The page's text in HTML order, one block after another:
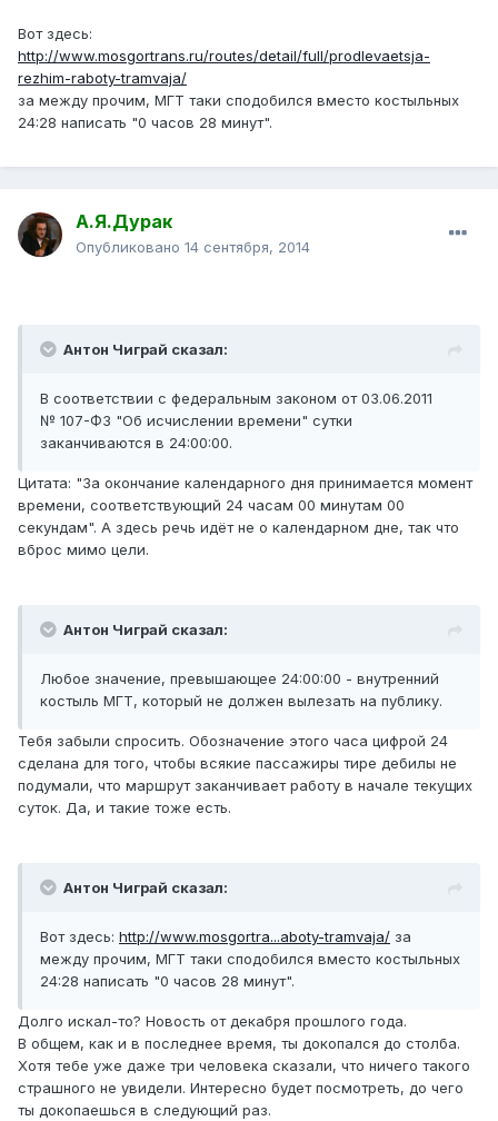
Вот здесь:
http://www.mosgortrans.ru/routes/detail/full/prodlevaetsja-
rezhim-raboty-tramvaja/
за между прочим, МГТ таки сподобился вместо костыльных
24:28 написать "0 часов 28 минут".
А.Я.Дурак
Опубликовано 14 сентября, 2014
Антон Чиграй сказал:
В соответствии с федеральным законом от 03.06.2011
№ 107-ФЗ "Об исчислении времени" сутки
заканчиваются в 24:00:00.
Цитата: "За окончание календарного дня принимается момент
времени, соответствующий 24 часам 00 минутам 00
секундам". А здесь речь идёт не о календарном дне, так что
вброс мимо цели.
Антон Чиграй сказал:
Любое значение, превышающее 24:00:00 - внутренний
костыль МГТ, который не должен вылезать на публику.
Тебя забыли спросить. Обозначение этого часа цифрой 24
сделана для того, чтобы всякие пассажиры тире дебилы не
подумали, что маршрут заканчивает работу в начале текущих
суток. Да, и такие тоже есть.
Антон Чиграй сказал:
Вот здесь: http://www.mosgortra...aboty-tramvaja/ за
между прочим, МГТ таки сподобился вместо костыльных
24:28 написать "0 часов 28 минут".
Долго искал-то? Новость от декабря прошлого года.
В общем, как и в последнее время, ты докопался до столба.
Хотя тебе уже даже три человека сказали, что ничего такого
страшного не увидели. Интересно будет посмотреть, до чего
ты докопаешься в следующий раз.